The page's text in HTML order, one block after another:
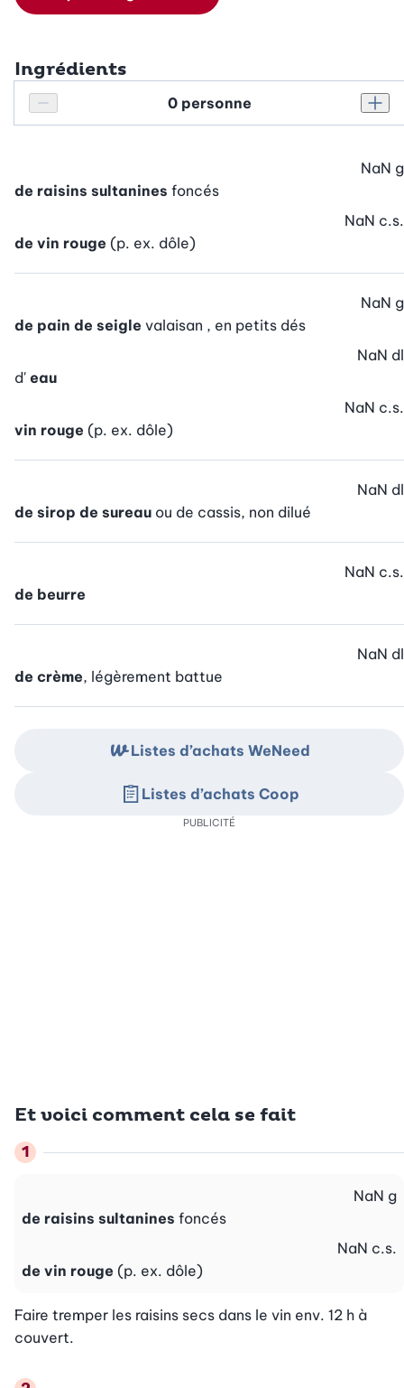
Ingrédients
Réduire le nombre de personnes
Personnes
de raisins sultanines foncés
NaN g
de vin rouge (p. ex. dôle)
NaN c.s.
de pain de seigle valaisan , en petits dés
NaN g
d' eau
NaN dl
vin rouge (p. ex. dôle)
NaN c.s.
de sirop de sureau ou de cassis, non dilué
NaN dl
de beurre
NaN c.s.
de crème, légèrement battue
NaN dl
Et voici comment cela se fait
de raisins sultanines foncés
NaN g
de vin rouge (p. ex. dôle)
NaN c.s.
Faire tremper les raisins secs dans le vin env. 12 h à
couvert.
Listes d’achats WeNeed
Listes d’achats Coop
PUBLICITÉ